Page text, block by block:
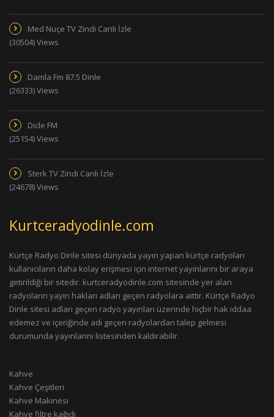
Med Nuçe TV Zindi Canlı İzle
(30504) Views
Damla Fm 87.5 Dinle
(26333) Views
Dicle FM
(25154) Views
Sterk TV Zindi Canlı İzle
(24678) Views
Kurtceradyodinle.com
Kürtçe Radyo Dinle sitesi dünyada yayın yapan kürtçe radyoları
kullanıcıların daha kolay erişmesi için internet yayınlarını bir araya
getirildiği bir sitedir. kurtceradyodinle.com sitesinde yer alan
radyoların yayın hakları adları geçen radyolara aittir. Kürtçe Radyo
Dinle sitesi adları geçen radyo yayınları üzerinde hiçbir hak iddaa
edemez ve içeriğinde adı geçen radyolardan talep gelmesi
durumunda yayınlarını listesinden kaldırabilir.
Kahve
Kahve Çeşitleri
Kahve Makinesi
Kahve filtre kağıdı